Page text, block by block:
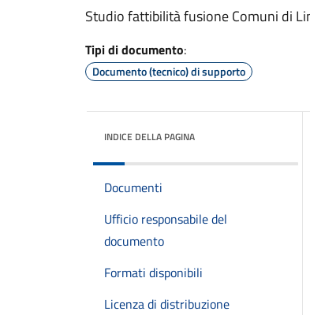
Studio fattibilità fusione Comuni di
Tipi di documento:
Documento (tecnico) di supporto
INDICE DELLA PAGINA
Documenti
Ufficio responsabile del
documento
Formati disponibili
Licenza di distribuzione